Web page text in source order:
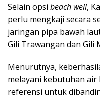
Selain opsi beach well,
perlu mengkaji secara
jaringan pipa bawah
Gili Trawangan dan Gili
Menurutnya,
melayani kebutuhan air
referensi untuk